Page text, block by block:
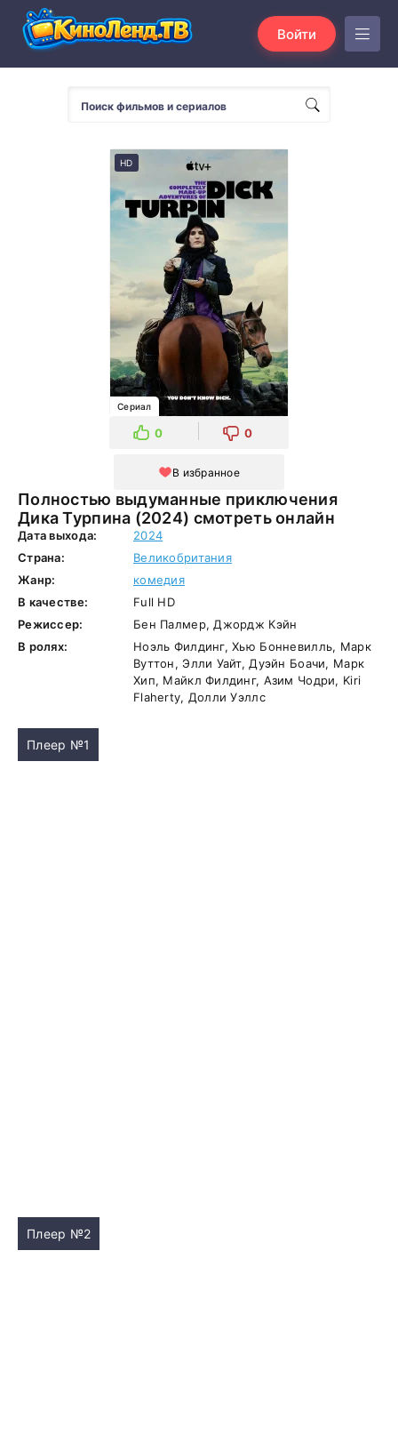
Войти
Полностью выдуманные приключения
Дика Турпина (2024) смотреть онлайн
HD
Сериал
0 0
В избранное
Дата выхода:
2024
Страна:
Великобритания
Жанр:
комедия
В качестве:
Full HD
Режиссер:
Бен Палмер, Джордж Кэйн
В ролях:
Ноэль Филдинг, Хью Бонневилль, Марк
Вуттон, Элли Уайт, Дуэйн Боачи, Марк
Хип, Майкл Филдинг, Азим Чодри, Kiri
Flaherty, Долли Уэллс
Плеер №1
Плеер №2